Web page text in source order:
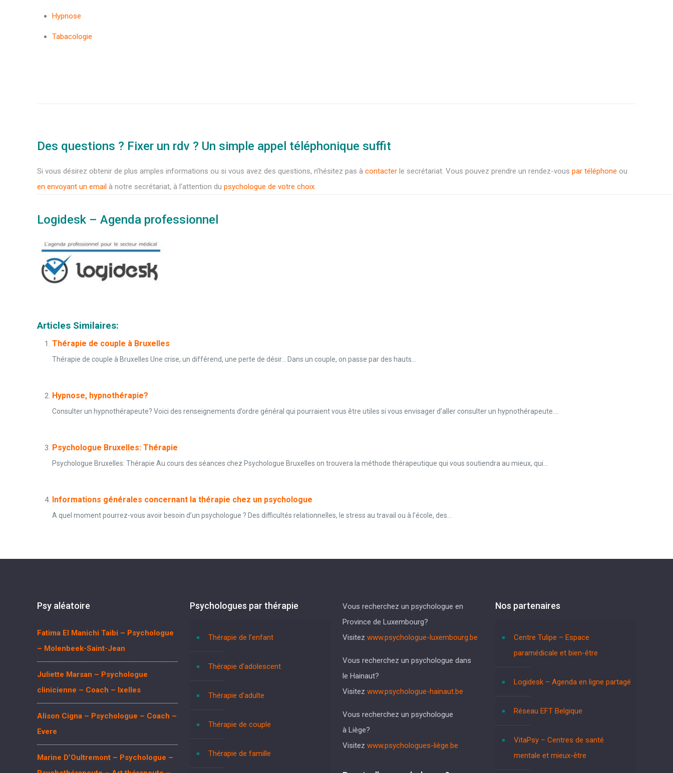
Hypnose
Tabacologie
Des questions ? Fixer un rdv ? Un simple appel téléphonique suffit
Si vous désirez obtenir de plus amples informations ou si vous avez des questions, n’hésitez pas àcontacter le secrétariat. Vous pouvez prendre un rendez-vouspar téléphone ou
en envoyant un email à notre secrétariat, à l’attention dupsychologue de votre choix.
Logidesk – Agenda professionnel
Articles Similaires:
Thérapie de couple à Bruxelles
Thérapie de couple à Bruxelles Une crise, un différend, une perte de désir… Dans un couple, on passe par des hauts...
Hypnose, hypnothérapie?
Consulter un hypnothérapeute? Voici des renseignements d’ordre général qui pourraient vous être utiles si vous envisager d’aller consulter un hypnothérapeute....
Psychologue Bruxelles: Thérapie
Psychologue Bruxelles: Thérapie Au cours des séances chez Psychologue Bruxelles on trouvera la méthode thérapeutique qui vous soutiendra au mieux, qui...
Informations générales concernant la thérapie chez un psychologue
A quel moment pourrez-vous avoir besoin d’un psychologue ? Des difficultés relationnelles, le stress au travail ou à l’école, des...
Psy aléatoire
Fatima El Manichi Taibi – Psychologue
– Molenbeek-Saint-Jean
Juliette Marsan – Psychologue
clinicienne – Coach – Ixelles
Alison Cigna – Psychologue – Coach –
Evere
Marine D’Oultremont – Psychologue –
Psychologues par thérapie
Thérapie de l’enfant
Thérapie d’adolescent
Thérapie d’adulte
Thérapie de couple
Thérapie de famille
Vous recherchez un psychologue en
Province de Luxembourg?
Visitez www.psychologue-luxembourg.be
Vous recherchez un psychologue dans
le Hainaut?
Visitez www.psychologue-hainaut.be
Vous recherchez un psychologue
à Liège?
Visitez www.psychologues-liège.be
Nos partenaires
Centre Tulipe – Espace
paramédicale et bien-être
Logidesk – Agenda en ligne partagé
Réseau EFT Belgique
VitaPsy – Centres de santé
mentale et mieux-être